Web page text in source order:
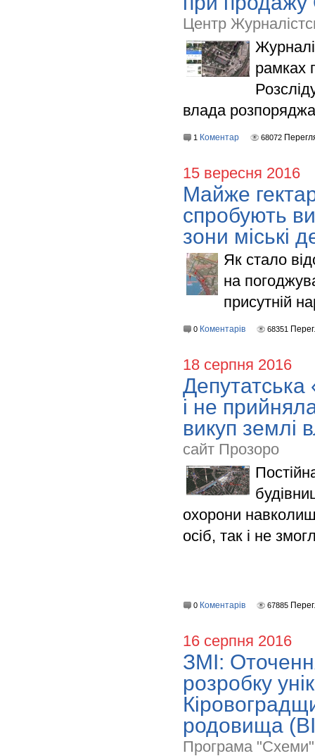
Центр
рамках
влада
1 Коментар 68072
15 вересня 2016
Майже
спробують
зони міські
Як стало
на
присутній
0 Коментарів 68351
18 серпня 2016
Депутатська
і не
викуп землі
сайт Прозоро
охорони
осіб, так і не
0 Коментарів 67885
16 серпня 2016
ЗМІ:
розробку
родовища
Програма